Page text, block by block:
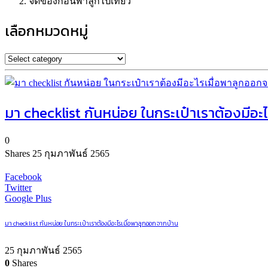
เลือกหมวดหมู่
มา checklist กันหน่อย ในกระเป๋าเราต้องมีอ
0
Shares 25 กุมภาพันธ์ 2565
Facebook
Twitter
Google Plus
มา checklist กันหน่อย ในกระเป๋าเราต้องมีอะไรเมื่อพาลูกออกจากบ้าน
25 กุมภาพันธ์ 2565
0 Shares